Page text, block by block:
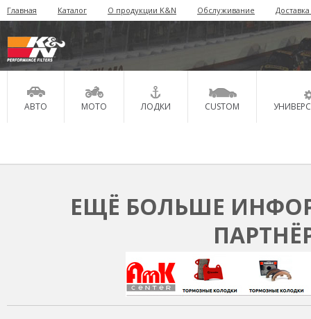
Главная Каталог О продукции K&N Обслуживание
АВТО МОТО ЛОДКИ CUSTOM
ЕЩЁ БОЛЬШЕ